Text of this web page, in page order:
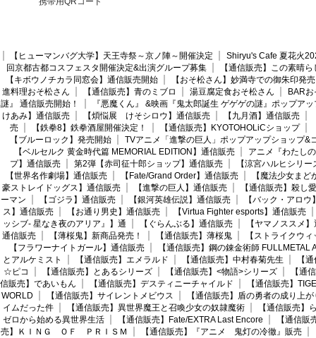
【ヒューマンバグ大学】天王寺祭～京ノ陣～開催決定
Shiryu's Cafe 夏花火
回京都古都コスフェスタ開催決定&出演グループ募集
【通信販売】この素晴
【キボウノチカラ同窓会】通信販売開始
【おそ松さん】妙満寺での御朱印発売
進料理おそ松さん
【通信販売】青のミブロ 湯豆腐定食おそ松さん
BAR
謎』 通信販売開始！
『悪魔くん』 &映画『鬼太郎誕生 ゲゲゲの謎』ポップア
けあみ】通信販売
【煩悩展 けそシロウ】通信販売 【九月酒】通信販売
売
【鉄拳8】鉄拳酒屋開催決定！ 【通信販売】KYOTOHOLiCショップ
【ブルーロック】発売開始
TVアニメ「進撃の巨人」ポップアップショップ&
【ベルセルク 黄金時代篇 MEMORIAL EDITION】通信販売
アニメ『わたし
プ】通信販売
第2弾【赤司征十郎ショップ】通信販売
【涼宮ハルヒシリ
【世界名作劇場】通信販売
【Fate/Grand Order】通信販売
【魔法少女ま
豪ストレイドッグス】通信販売
【進撃の巨人】通信販売
【通信販売】殺し愛
ーマン
【ゴジラ】通信販売 【銀河英雄伝説】通信販売
【バック・アロウ
ス】通信販売
【お通り男史】通信販売
【Virtua Fighter esports】通信販売
ッシブ- 星なき夜のアリア』】通
【ぐらんぶる】通信販売
【ヤマノススメ
通信販売
【薄桜鬼】新商品発売！ 【通信販売】薄桜鬼
【ストライクウ
【フラワーナイトガール】通信販売
【通信販売】鋼の錬金術師 FULLMETAL
とアルケミスト
【通信販売】エメラルド 【通信販売】中村春菊先生
【
☆ピコ
【通信販売】とあるシリーズ 【通信販売】<物語>シリーズ
【通
信販売】であいもん
【通信販売】デスティニーチャイルド
【通信販売】
WORLD
【通信販売】サイレントメビウス
【通信販売】盾の勇者の成り上が
イムだった件
【通信販売】異世界魔王と召喚少女の奴隷魔術
【通信販売】
ゼロから始める異世界生活
【通信販売】Fate/EXTRA Last Encore
【通信
売】ＫＩＮＧ ＯＦ ＰＲＩＳＭ
【通信販売】『アニメ 鬼灯の冷徹』販売